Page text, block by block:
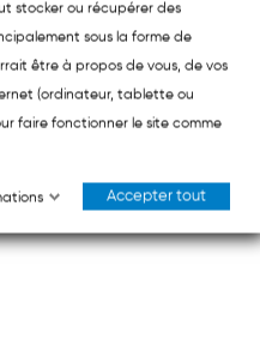
adscendens)
hépatique,
et
stocker ou récupérer des
sous la forme de
être à propos de vous, de vos
(ordinateur, tablette ou
faire fonctionner le site comme
Accepter tout